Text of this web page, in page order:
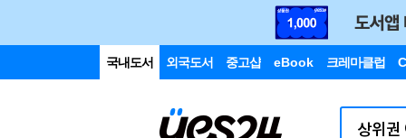
국내도서 외국도서 중고샵 eBook 크레마클럽